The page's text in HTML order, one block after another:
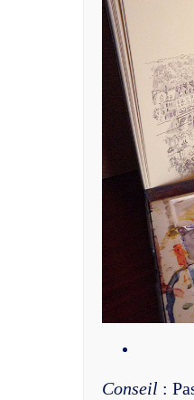
Conseil :